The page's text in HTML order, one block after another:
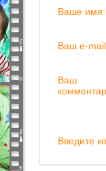
Ваше имя:
Ваш e-
Ваш
Введите